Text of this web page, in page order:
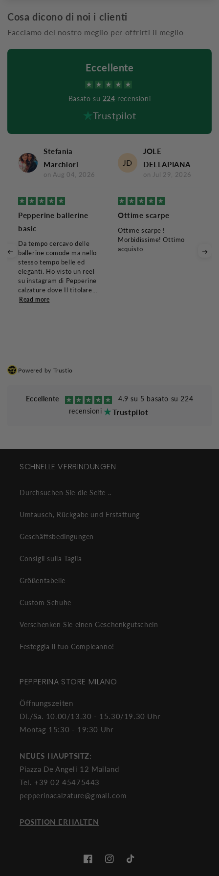
Cosa dicono di noi i clienti
Facciamo del nostro meglio per offrirti il meglio
Eccellente
Basato su 224 recensioni
Trustpilot
Stefania
Marchiori
on Aug 04, 2026
Pepperine ballerine
basic
Da tempo cercavo delle
ballerine comode ma nello
stesso tempo belle ed
eleganti. Ho visto un reel
su instagram di Pepperine
calzature dove Il titolare...
Read more
JD
JOLE
DELLAPIANA
on Jul 29, 2026
Ottime scarpe
Ottime scarpe !
Morbidissime! Ottimo
acquisto
Powered by Trustio
Eccellente
4.9 su 5 basato su 224
recensioni
Trustpilot
SCHNELLE VERBINDUNGEN
Durchsuchen Sie die Seite ..
Umtausch, Rückgabe und Erstattung
Geschäftsbedingungen
Consigli sulla Taglia
Größentabelle
Custom Schuhe
Verschenken Sie einen Geschenkgutschein
Festeggia il tuo Compleanno!
PEPPERINA STORE MILANO
Öffnungszeiten
Di./Sa. 10.00/13.30 - 15.30/19.30 Uhr
Montag 15:30 - 19:30 Uhr
NEUES HAUPTSITZ:
Piazza De Angeli 12 Mailand
Tel. +39 02 45475443
pepperinacalzature@gmail.com
POSITION ERHALTEN
FacebookInstagramTikTok